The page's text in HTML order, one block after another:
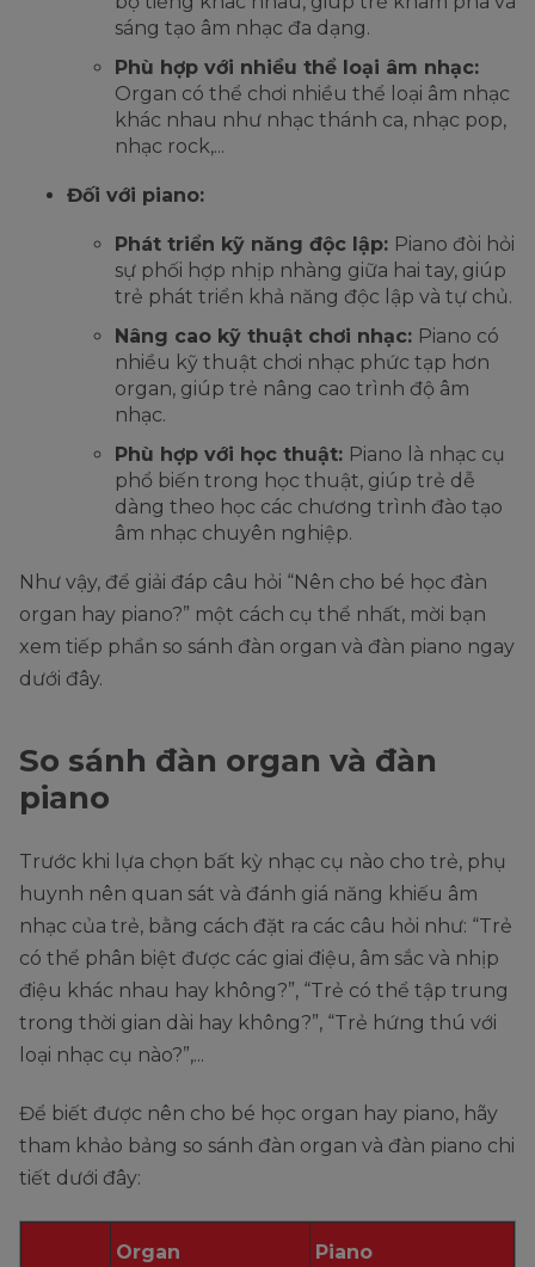
sáng tạo âm nhạc đa dạng.
Phù hợp với nhiều thể loại âm nhạc:
Organ có thể chơi nhiều thể loại âm nhạc
khác nhau như nhạc thánh ca, nhạc pop,
nhạc rock,...
Đối với piano:
Phát triển kỹ năng độc lập: Piano đòi hỏi
sự phối hợp nhịp nhàng giữa hai tay, giúp
trẻ phát triển khả năng độc lập và tự chủ.
Nâng cao kỹ thuật chơi nhạc: Piano có
nhiều kỹ thuật chơi nhạc phức tạp hơn
organ, giúp trẻ nâng cao trình độ âm
nhạc.
Phù hợp với học thuật: Piano là nhạc cụ
phổ biến trong học thuật, giúp trẻ dễ
dàng theo học các chương trình đào tạo
âm nhạc chuyên nghiệp.
Như vậy, để giải đáp câu hỏi “Nên cho bé học đàn
organ hay piano?” một cách cụ thể nhất, mời bạn
xem tiếp phần so sánh đàn organ và đàn piano ngay
dưới đây.
So sánh đàn organ và đàn
piano
Trước khi lựa chọn bất kỳ nhạc cụ nào cho trẻ, phụ
huynh nên quan sát và đánh giá năng khiếu âm
nhạc của trẻ, bằng cách đặt ra các câu hỏi như: “Trẻ
có thể phân biệt được các giai điệu, âm sắc và nhịp
điệu khác nhau hay không?”, “Trẻ có thể tập trung
trong thời gian dài hay không?”, “Trẻ hứng thú với
loại nhạc cụ nào?”,...
Để biết được nên cho bé học organ hay piano, hãy
tham khảo bảng so sánh đàn organ và đàn piano chi
tiết dưới đây:
Organ Piano